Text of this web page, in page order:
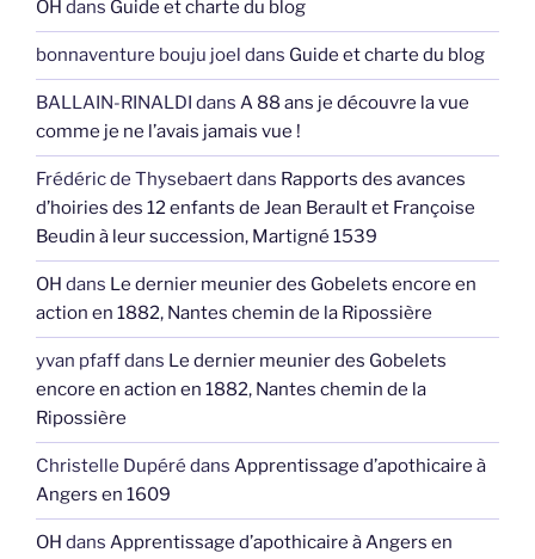
OH dans Guide et charte du blog
bonnaventure bouju joel dans Guide et charte du blog
BALLAIN-RINALDI dans A 88 ans je découvre la vue
comme je ne l’avais jamais vue !
Frédéric de Thysebaertdans Rapports des avances
d’hoiries des 12 enfants de Jean Berault et Françoise
Beudin à leur succession, Martigné 1539
OH dans Le dernier meunier des Gobelets encore en
action en 1882, Nantes chemin de la Ripossière
yvan pfaffdans Le dernier meunier des Gobelets
encore en action en 1882, Nantes chemin de la
Ripossière
Christelle Dupéré dans Apprentissage d’apothicaire à
Angers en 1609
OH dans Apprentissage d’apothicaire à Angers en